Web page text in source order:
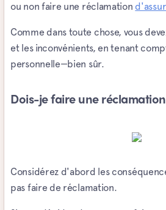
ou non faire une réclamation
Comme dans toute chose, vous
et les inconvénients, en tenant
personnelle—bien sûr.
Dois-je faire une
Considérez d'abord les
pas faire de réclamation.